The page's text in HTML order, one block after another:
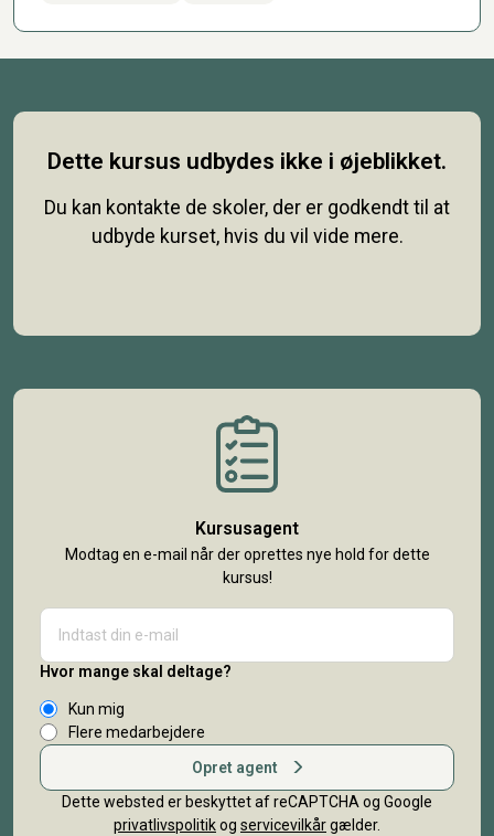
Dette kursus udbydes ikke i øjeblikket.
Du kan kontakte de skoler, der er godkendt til at
udbyde kurset, hvis du vil vide mere.
Kursusagent
Modtag en e-mail når der oprettes nye hold for dette
kursus!
Hvor mange skal deltage?
Kun mig
Flere medarbejdere
Opret agent
Dette websted er beskyttet af reCAPTCHA og Google
privatlivspolitikog servicevilkårgælder.